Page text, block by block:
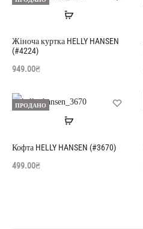
Читати
Жіноча куртка HELLY HANSEN
(#4224)
949.00₴
ПРОДАНО
Читати
Кофта HELLY HANSEN (#3670)
499.00₴